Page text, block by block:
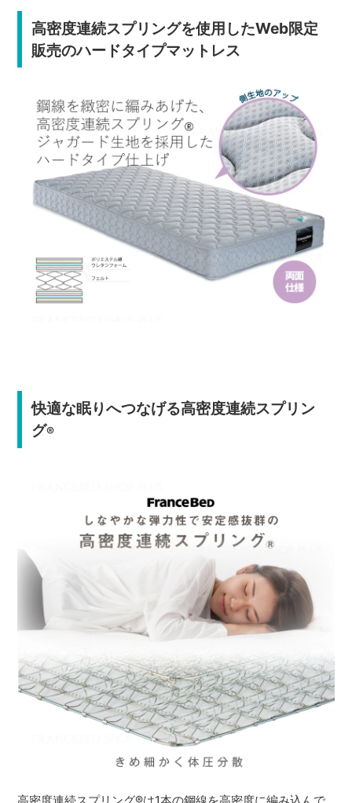
高密度連続スプリングを使用したWeb限定
販売のハードタイプマットレス
快適な眠りへつなげる高密度連続スプリン
グ®